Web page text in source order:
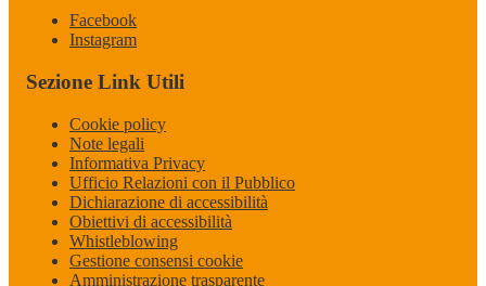
Facebook
Instagram
Sezione Link Utili
Cookie policy
Note legali
Informativa Privacy
Ufficio Relazioni con il Pubblico
Dichiarazione di accessibilità
Obiettivi di accessibilità
Whistleblowing
Gestione consensi cookie
Amministrazione trasparente